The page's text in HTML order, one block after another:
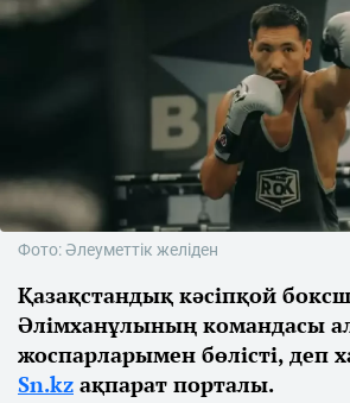
Фото: Әлеуметтік желіден
Қазақстандық кәсіпқой
Әлімханұлының командасы
жоспарларымен бөлісті, деп
Sn.kz ақпарат порталы.